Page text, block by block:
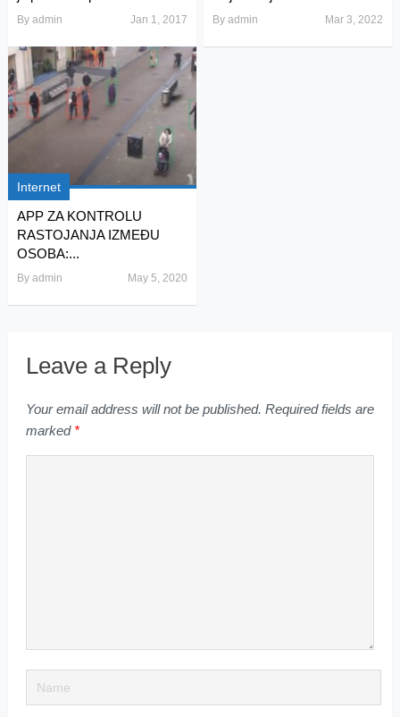
By admin Jan 1, 2017 Byadmin Mar 3, 2022
Internet
APP ZA KONTROLU
RASTOJANJA IZMEĐU
OSOBA:...
By admin May 5, 2020
Leave a Reply
Your email address will not be published. Required fields are
marked *